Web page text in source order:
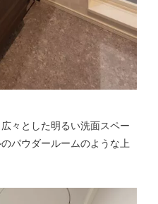
々とした明るい洗面スペー
パウダールームのような上